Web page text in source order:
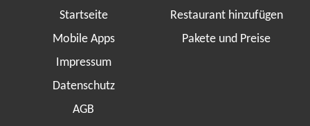
Startseite
Mobile Apps
Impressum
Datenschutz
AGB
Restaurant hinzufügen
Pakete und Preise